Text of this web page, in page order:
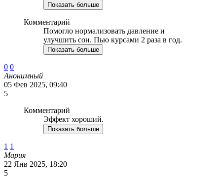
Показать больше
Комментарий
Помогло нормализовать давление и
улучшить сон. Пью курсами 2 раза в год.
Показать больше
0 0
Анонимный
05 Фев 2025, 09:40
5
Комментарий
Эффект хороший.
Показать больше
1 1
Мария
22 Янв 2025, 18:20
5